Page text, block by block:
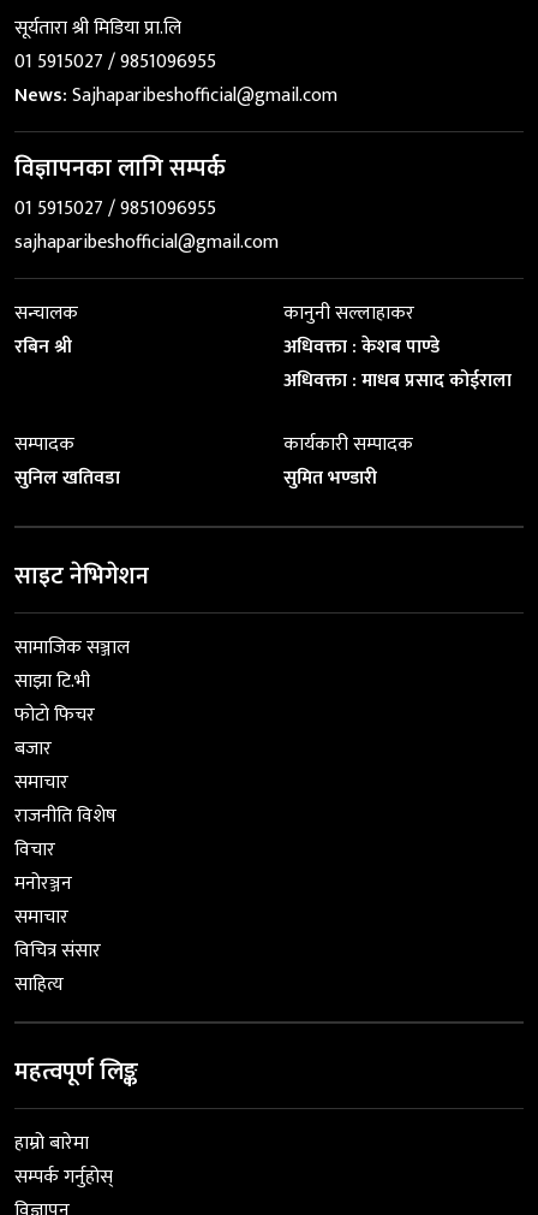
सूर्यतारा श्री मिडिया प्रा.लि
01 5915027 / 9851096955
News:Sajhaparibeshofficial@gmail.com
विज्ञापनका लागि सम्पर्क
01 5915027 / 9851096955
sajhaparibeshofficial@gmail.com
सन्चालक
रबिन श्री
कानुनी सल्लाहाकर
अधिवक्ता : केशब पाण्डे
अधिवक्ता : माधब प्रसाद कोईराला
सम्पादक
सुनिल खतिवडा
कार्यकारी सम्पादक
सुमित भण्डारी
साइट नेभिगेशन
सामाजिक सञ्जाल
साझा टि.भी
फोटो फिचर
बजार
समाचार
राजनीति विशेष
विचार
मनोरञ्जन
समाचार
विचित्र संसार
साहित्य
महत्वपूर्ण लिङ्क
हाम्रो बारेमा
सम्पर्क गर्नुहोस्